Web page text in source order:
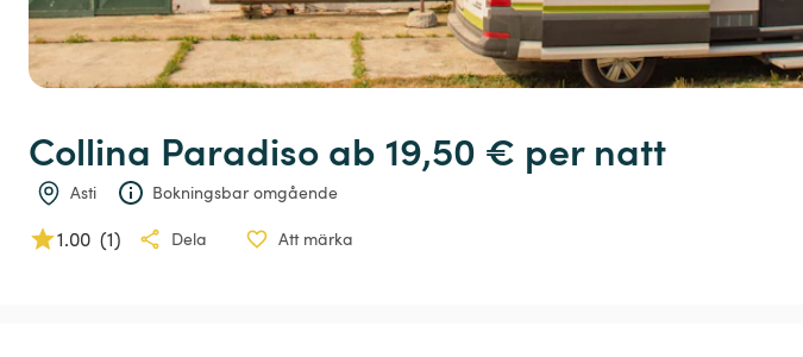
Collina Paradiso ab 19,50 € per natt
Asti Bokningsbar omgående
1.00 (1) Dela Att märka